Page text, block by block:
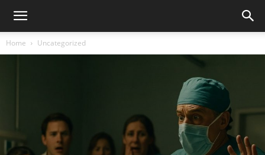
Home Uncategorized